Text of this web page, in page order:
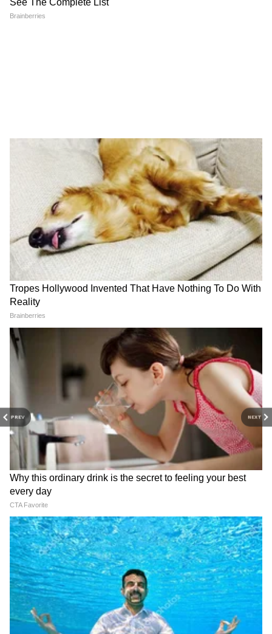
PREV NEXT
चमचे तांदळाचं पाणी, दोन चमचे कोरफडीचा गर (aloe
vera gel) आणि दोन व्हिटॅमिन ई कॅप्सूल घ्या. तांदळाचं
पाणी बनवण्यासाठी, दोन टेबलस्पून तांदूळ अर्धा कप
पाण्यात अर्धा तास भिजवून ठेवा. त्यानंतर तांदूळ हाताने
चुरून ते पाणी गाळून घ्या.
Related Articles
Anti-Aging Hairstyles: मदर्स डेला आई दिसेल १०
वर्षांनी तरुण, ट्राय करा या ६ हेअरस्टाइल्स